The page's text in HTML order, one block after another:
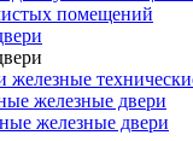
помещений
железные
железные двери
железные двери